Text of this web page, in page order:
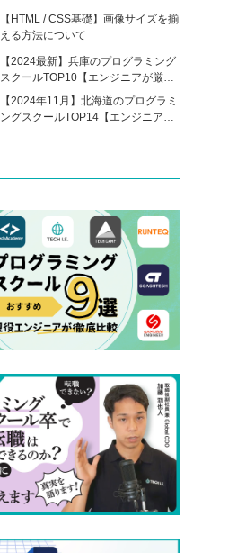
【HTML / CSS基礎】画像サイズを揃
える方法について
【2024最新】兵庫のプログラミング
スクールTOP10【エンジニアが厳
選】
【2024年11月】北海道のプログラミ
ングスクールTOP14【エンジニアが